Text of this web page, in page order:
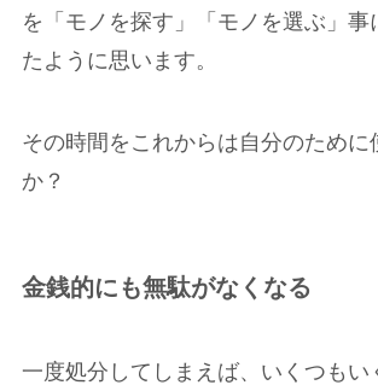
を「モノを探す」「モノを選ぶ」事
たように思います。
その時間をこれからは自分のために
か？
金銭的にも無駄がなくなる
一度処分してしまえば、いくつもい